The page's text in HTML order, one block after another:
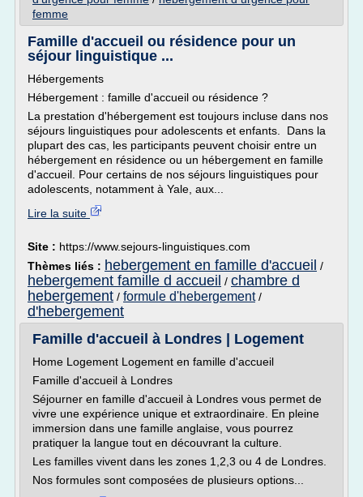
femme
Famille d'accueil ou résidence pour un
séjour linguistique ...
Hébergements
Hébergement : famille d'accueil ou résidence ?
La prestation d'hébergement est toujours incluse dans nos
séjours linguistiques pour adolescents et enfants. Dans la
plupart des cas, les participants peuvent choisir entre un
hébergement en résidence ou un hébergement en famille
d'accueil. Pour certains de nos séjours linguistiques pour
adolescents, notamment à Yale, aux...
Lire la suite
Site : https://www.sejours-linguistiques.com
Thèmes liés : hebergement en famille d'accueil /
hebergement famille d accueil / chambre d
hebergement / formule d'hebergement/
d'hebergement
Famille d'accueil à Londres | Logement
Home Logement Logement en famille d'accueil
Famille d'accueil à Londres
Séjourner en famille d'accueil à Londres vous permet de
vivre une expérience unique et extraordinaire. En pleine
immersion dans une famille anglaise, vous pourrez
pratiquer la langue tout en découvrant la culture.
Les familles vivent dans les zones 1,2,3 ou 4 de Londres.
Nos formules sont composées de plusieurs options...